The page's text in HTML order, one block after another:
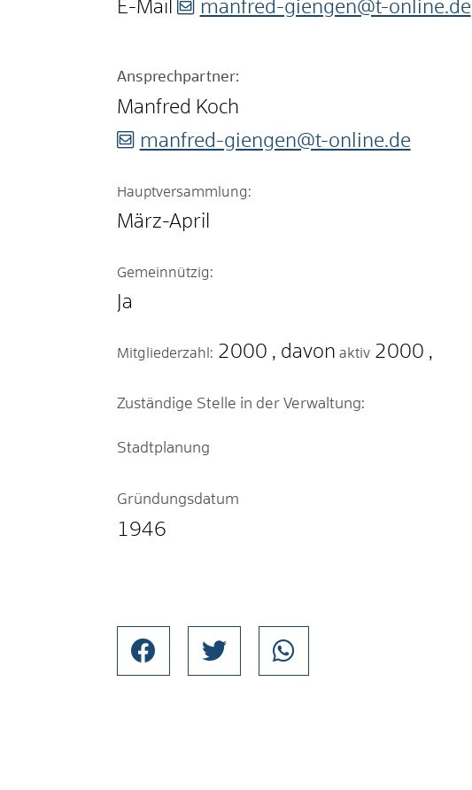
E-Mail manfred-giengen@t-online.de
Ansprechpartner:
Manfred Koch
manfred-giengen@t-online.de
Hauptversammlung:
März-April
Gemeinnützig:
Ja
Mitgliederzahl: 2000 aktiv 2000
Zuständige Stelle in der Verwaltung:
Stadtplanung
Gründungsdatum
1946